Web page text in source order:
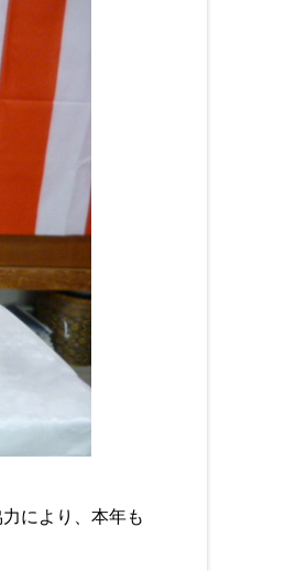
により、本年も